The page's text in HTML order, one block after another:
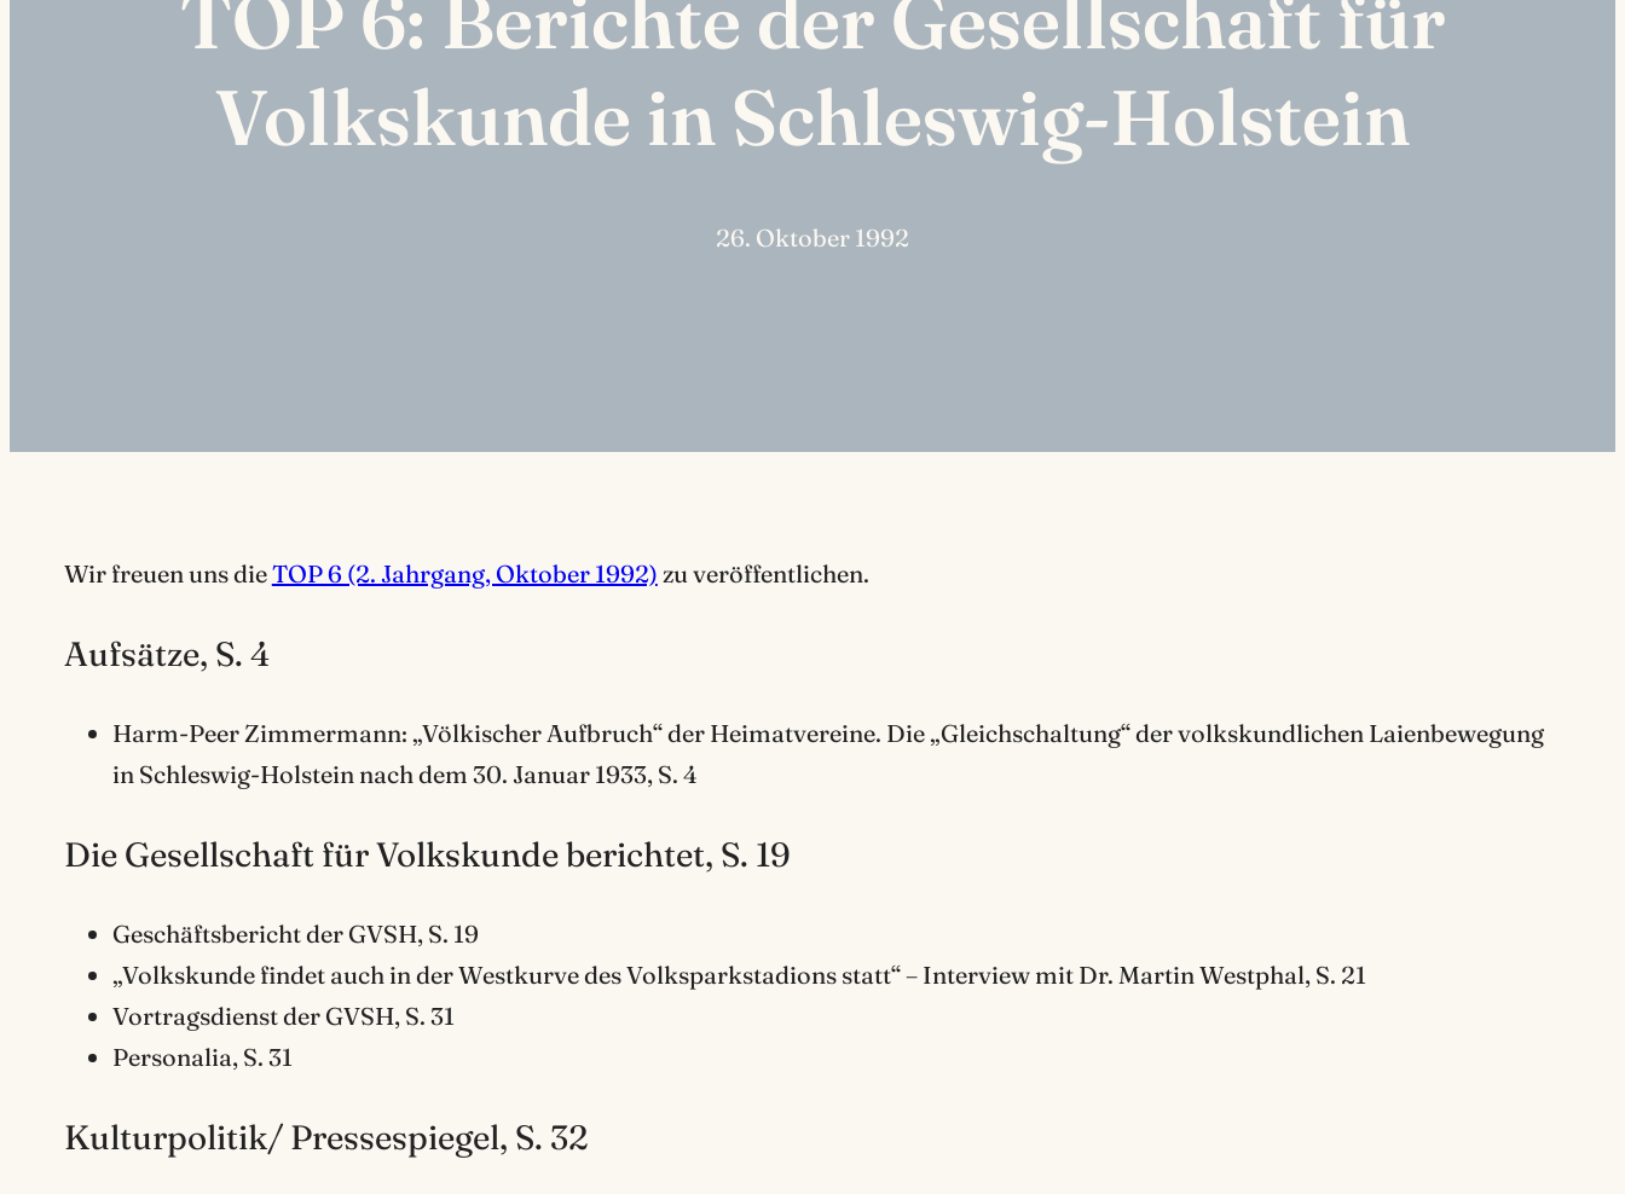
TOP 6: Berichte der Gesellschaft für
Volkskunde in Schleswig-Holstein
26. Oktober 1992
Wir freuen uns dieTOP 6 (2. Jahrgang, Oktober 1992) zu veröffentlichen.
Aufsätze, S. 4
Harm-Peer Zimmermann: „Völkischer Aufbruch“ der Heimatvereine. Die „Gleichschaltung“ der volkskundlichen Laienbewegung
in Schleswig-Holstein nach dem 30. Januar 1933, S. 4
Die Gesellschaft für Volkskunde berichtet, S. 19
Geschäftsbericht der GVSH, S. 19
„Volkskunde findet auch in der Westkurve des Volksparkstadions statt“ – Interview mit Dr. Martin Westphal, S. 21
Vortragsdienst der GVSH, S. 31
Personalia, S. 31
Kulturpolitik/ Pressespiegel, S. 32